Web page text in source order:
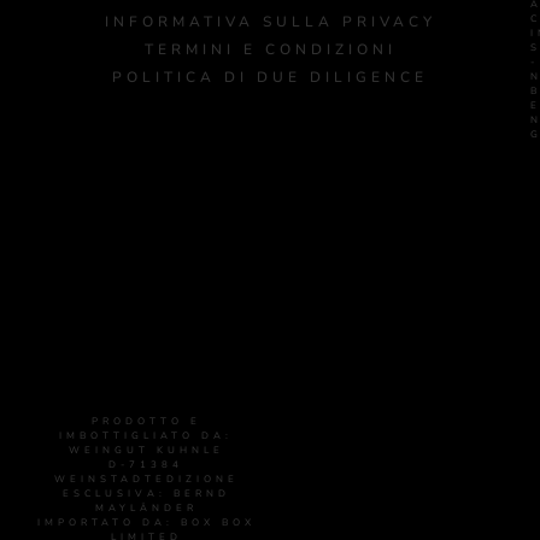
INFORMATIVA SULLA PRIVACY
TERMINI E CONDIZIONI
POLITICA DI DUE DILIGENCE
E
PRODOTTO E
IMBOTTIGLIATO DA:
WEINGUT KUHNLE
D-71384
WEINSTADTEDIZIONE
ESCLUSIVA: BERND
MAYLÄNDER
IMPORTATO DA: BOX BOX